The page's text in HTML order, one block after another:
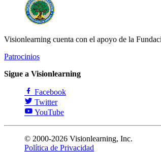
Visionlearning cuenta con el apoyo de la
Patrocinios
Sigue a Visionlearning
Facebook
Twitter
YouTube
© 2000-2026 Visionlearning, Inc.
Política de Privacidad